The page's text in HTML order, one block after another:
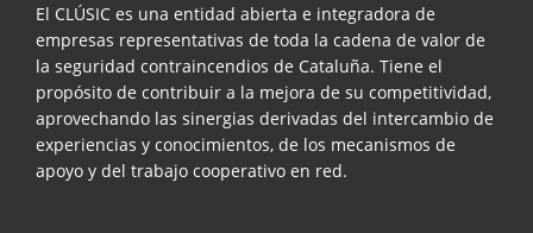
El CLÚSIC es una entidad abierta e integradora de
empresas representativas de toda la cadena de valor de
la seguridad contraincendios de Cataluña. Tiene el
propósito de contribuir a la mejora de su competitividad,
aprovechando las sinergias derivadas del intercambio de
experiencias y conocimientos, de los mecanismos de
apoyo y del trabajo cooperativo en red.